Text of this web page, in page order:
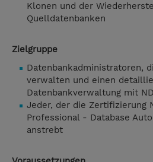
Klonen und der
Quelldatenbanken
Zielgruppe
Datenbankadministratoren,
verwalten und einen
Datenbankverwaltung mit
Jeder, der die Zertifizierung
Professional - Database
anstrebt